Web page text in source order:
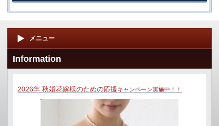
メニュー
Information
2026年 秋婚花嫁様のための応援キャンペーン実施中！ ！